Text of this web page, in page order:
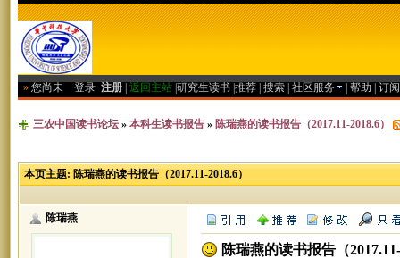
» 您尚未 登录 注册 返回主站 研究生读书 推荐 搜索 社区服务 帮助 订
三农中国读书论坛 » 本科生读书报告 » 陈瑞燕的读书报告（2017.11-2018.6）
本页主题: 陈瑞燕的读书报告（2017.11-2018.6）
陈瑞燕
陈瑞燕的读书报告（